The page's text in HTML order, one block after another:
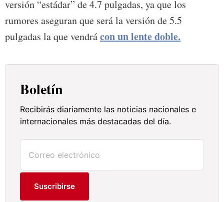
versión “estádar” de 4.7 pulgadas, ya que los
rumores aseguran que será la versión de 5.5
pulgadas la que vendrácon un lente doble.
Boletín
Recibirás diariamente las noticias nacionales e
internacionales más destacadas del día.
Suscribirse